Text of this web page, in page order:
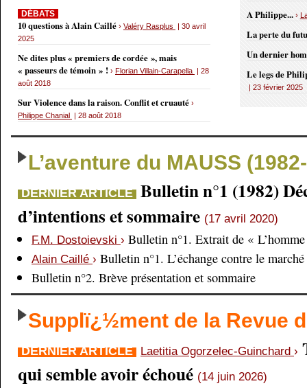
A Philippe... ›
La perte du
Un dernier
Le legs de
| 23 février 2025
DÉBATS
10 questions à Alain Caillé › Valéry Rasplus
| 30 avril
2025
Ne dites plus « premiers de cordée », mais
« passeurs de témoin » ! › Florian Villain-Carapella | 28
août 2018
Sur Violence dans la raison. Conflit et cruauté ›
Philippe Chanial | 28 août 2018
L’aventure du MAUSS
DERNIER ARTICLE Bulletin n°1 (1982)
d’intentions et sommaire (17 avril 2020)
F.M. Dostoievski › Bulletin n°1. Extrait de «
Alain Caillé › Bulletin n°1. L’échange contre le marché
Bulletin n°2. Brève présentation et sommaire
Supplï¿½ment de la Revue
DERNIER ARTICLE Laetitia Ogorzelec-Guinchard ›
qui semble avoir échoué (14 juin 2026)